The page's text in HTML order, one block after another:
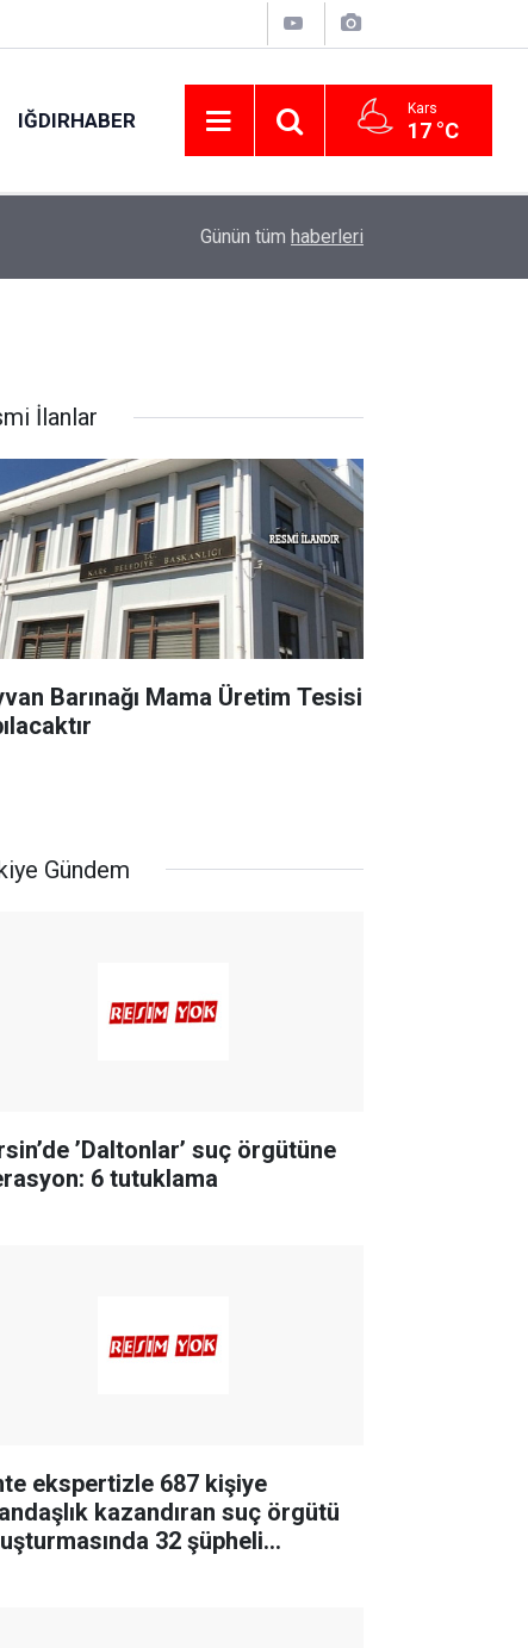
IĞDIRHABER Kars
17 °C
Gaziosmanpaşa’da Erkin Koray vefatının üçüncü
Günün tüm haberleri
İlanlar
Barınağı Mama Üretim Tesisi
Gündem
’Daltonlar’ suç örgütüne
6 tutuklama
ekspertizle 687 kişiye
kazandıran suç örgütü
32 şüpheli